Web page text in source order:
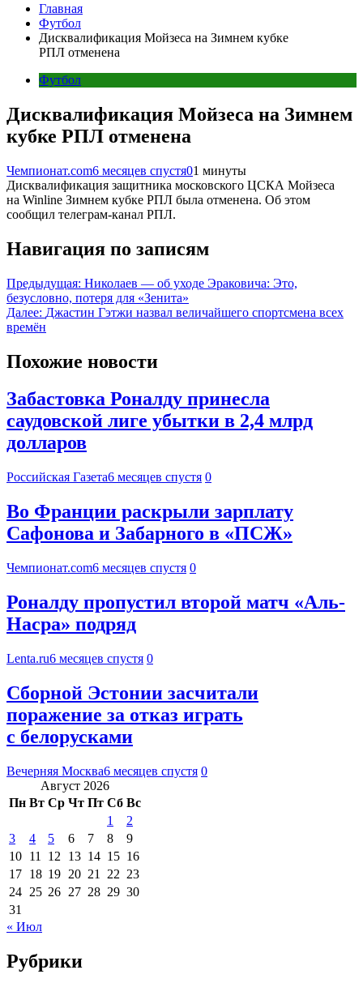
Главная
Футбол
Дисквалификация Мойзеса на Зимнем кубке
РПЛ отменена
Футбол
Дисквалификация Мойзеса на Зимнем
кубке РПЛ отменена
Чемпионат.com6 месяцев спустя01 минуты
Дисквалификация защитника московского ЦСКА Мойзеса
на Winline Зимнем кубке РПЛ была отменена. Об этом
сообщил телеграм-канал РПЛ.
Навигация по записям
Предыдущая: Николаев — об уходе Эраковича: Это,
безусловно, потеря для «Зенита»
Далее: Джастин Гэтжи назвал величайшего спортсмена всех
времён
Похожие новости
Забастовка Роналду принесла
саудовской лиге убытки в 2,4 млрд
долларов
Российская Газета6 месяцев спустя 0
Во Франции раскрыли зарплату
Сафонова и Забарного в «ПСЖ»
Чемпионат.com6 месяцев спустя 0
Роналду пропустил второй матч «Аль-
Насра» подряд
Lenta.ru6 месяцев спустя 0
Сборной Эстонии засчитали
поражение за отказ играть
с белорусками
Вечерняя Москва6 месяцев спустя 0
Август 2026
Пн Вт Ср Чт Пт Сб Вс
1
2
3
4 5 6 7 8
9
10 11 12 13 14 15 16
17 18 19 20 21 22 23
24 25 26 27 28 29 30
31
« Июл
Рубрики